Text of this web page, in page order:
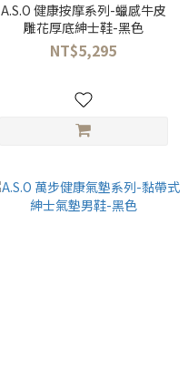
A.S.O 健康按摩系列-蠟感牛皮
雕花厚底紳士鞋-黑色
NT$5,295